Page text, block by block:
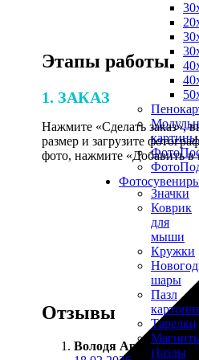
картины
Значки
Коврик
для
мыши
Кружки
шары
Пазл
Тарелки
Пазлы
Этапы работы
1. ЗАКАЗ
Нажмите «Сделать заказ»,
размер и загрузите
фото, нажмите «Добавить в
Отзывы
Володя Артамонов :